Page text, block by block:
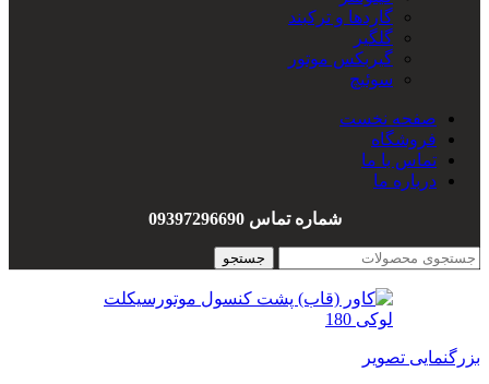
گاردها و ترکبند
گلگیر
گیربکس موتور
سوئیچ
هندل
واشربندی
صفحه نخست
فروشگاه
تماس با ما
درباره ما
شماره تماس 09397296690
جستجو
بزرگنمایی تصویر